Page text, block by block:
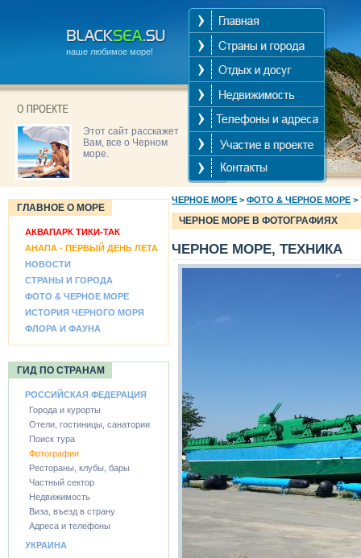
наше любимое море!
Этот сайт расскажет
Вам, все о Черном
море.
ГЛАВНОЕ О МОРЕ
АКВАПАРК ТИКИ-ТАК
АНАПА - ПЕРВЫЙ ДЕНЬ ЛЕТА
НОВОСТИ
СТРАНЫ И ГОРОДА
ФОТО & ЧЕРНОЕ МОРЕ
ИСТОРИЯ ЧЕРНОГО МОРЯ
ФЛОРА И ФАУНА
ГИД ПО СТРАНАМ
РОССИЙСКАЯ ФЕДЕРАЦИЯ
Города и курорты
Отели, гостиницы, санатории
Поиск тура
Фотографии
Рестораны, клубы, бары
Частный сектор
Недвижимость
Виза, въезд в страну
Адреса и телефоны
УКРАИНА
ЧЕРНОЕ МОРЕ > ФОТО & ЧЕРНОЕ МОРЕ >
ЧЕРНОЕ МОРЕ В ФОТОГРАФИЯХ
ЧЕРНОЕ МОРЕ, ТЕХНИКА